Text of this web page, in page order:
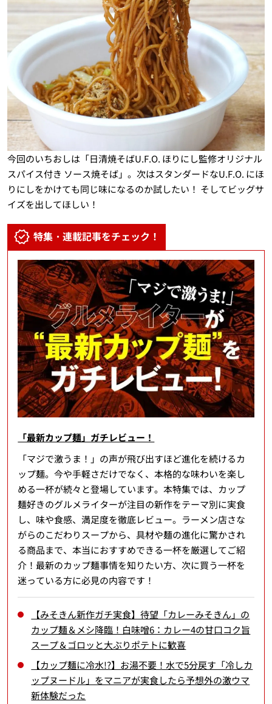
今回のいちおしは「日清焼そばU.F.O. ほりにし監修オリジナル
スパイス付き ソース焼そば」。次はスタンダードなU.F.O. にほ
りにしをかけても同じ味になるのか試したい！ そしてビッグサ
イズを出してほしい！
特集・連載記事をチェック！
「最新カップ麺」ガチレビュー！
「マジで激うま！」の声が飛び出すほど進化を続けるカ
ップ麺。今や手軽さだけでなく、本格的な味わいを楽し
める一杯が続々と登場しています。本特集では、カップ
麺好きのグルメライターが注目の新作をテーマ別に実食
し、味や食感、満足度を徹底レビュー。ラーメン店さな
がらのこだわりスープから、具材や麺の進化に驚かされ
る商品まで、本当におすすめできる一杯を厳選してご紹
介！最新のカップ麺事情を知りたい方、次に買う一杯を
迷っている方に必見の内容です！
【みそきん新作ガチ実食】待望「カレーみそきん」の
カップ麺＆メシ降臨！白味噌6：カレー4の甘口コク旨
スープ＆ゴロッと大ぶりポテトに歓喜
【カップ麺に冷水!?】お湯不要！水で5分戻す「冷しカ
ップヌードル」をマニアが実食したら予想外の激ウマ
新体験だった